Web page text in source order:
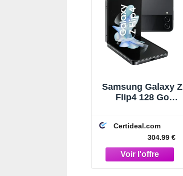
Samsung Galaxy Z
Flip4 128 Go
Certideal.com
304.99 €